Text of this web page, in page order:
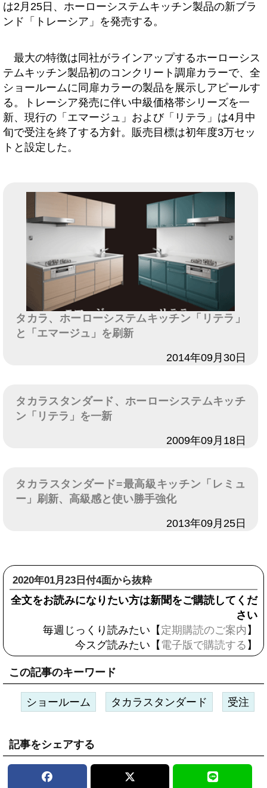
は2月25日、ホーローシステムキッチン製品の新ブラ
ンド「トレーシア」を発売する。
最大の特徴は同社がラインアップするホーローシス
テムキッチン製品初のコンクリート調扉カラーで、全
ショールームに同扉カラーの製品を展示しアピールす
る。トレーシア発売に伴い中級価格帯シリーズを一
新、現行の「エマージュ」および「リテラ」は4月中
旬で受注を終了する方針。販売目標は初年度3万セッ
トと設定した。
タカラ、ホーローシステムキッチン「リテラ」
と「エマージュ」を刷新
2014年09月30日
タカラスタンダード、ホーローシステムキッチ
ン「リテラ」を一新
2009年09月18日
タカラスタンダード=最高級キッチン「レミュ
ー」刷新、高級感と使い勝手強化
2013年09月25日
2020年01月23日付4面から抜粋
全文をお読みになりたい方は新聞をご購読してくだ
さい
毎週じっくり読みたい【 定期購読のご案内 】
今スグ読みたい【 電子版で購読する 】
この記事のキーワード
ショールーム タカラスタンダード 受注
記事をシェアする